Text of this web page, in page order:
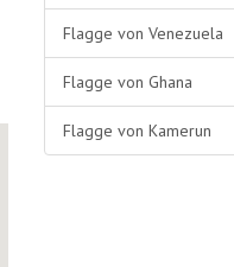
Flagge von Venezuela
Flagge von Ghana
Flagge von Kamerun